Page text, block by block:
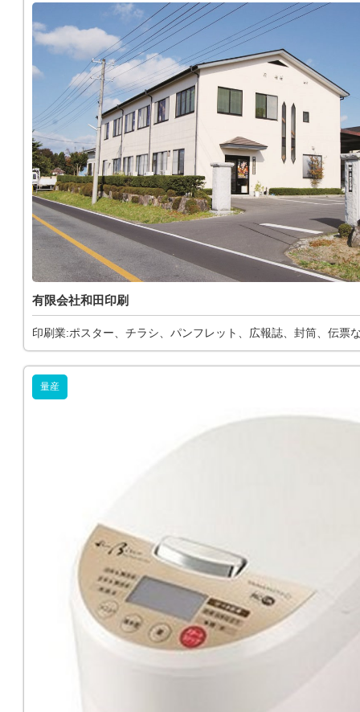
有限会社和田印刷
印刷業:ポスター、チラシ、パンフレット、広報誌、封筒、伝票
量産